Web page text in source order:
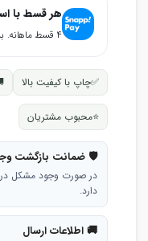
هر قسط با
۴ قسط ماهانه. بدون سود، چک و ضامن.
✅چاپ با کیفیت بالا
⭐محبوب مشتریان
🛡 ضمانت بازگشت
دارد.
🚚 اطلاعات ارسال